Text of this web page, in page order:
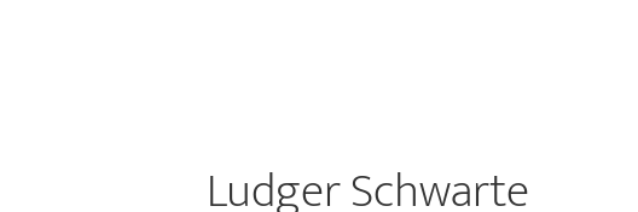
Ludger Schwarte